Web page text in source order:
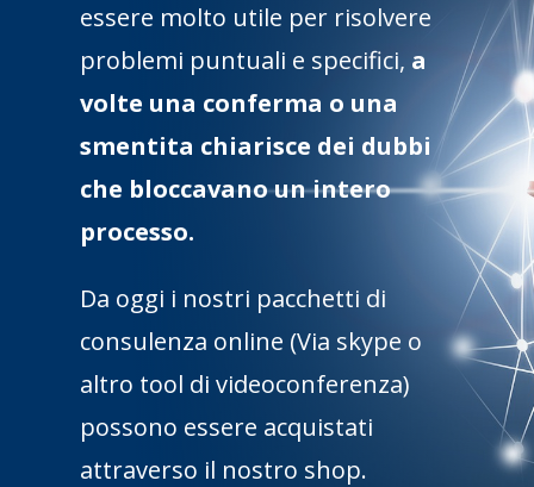
essere molto utile per risolvere
problemi puntuali e specifici, a
volte una conferma o una
smentita chiarisce dei dubbi
che bloccavano un intero
processo.
Da oggi i nostri pacchetti di
consulenza online (Via skype o
altro tool di videoconferenza)
possono essere acquistati
attraverso il nostro shop.